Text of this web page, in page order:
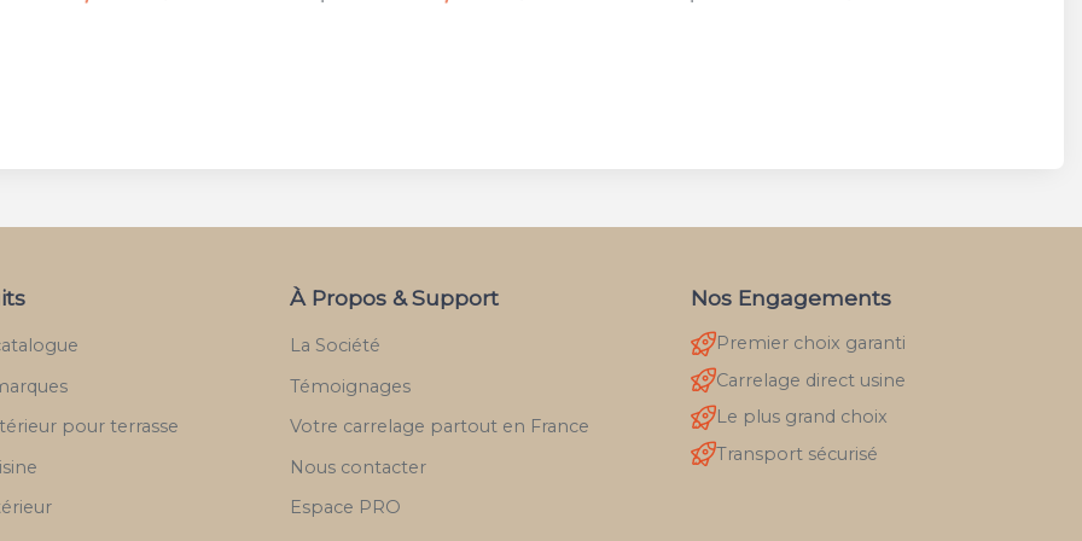
pour terrasse
À Propos & Support
La Société
Témoignages
Votre carrelage partout en France
Nous contacter
Espace PRO
Nos Engagements
Premier choix garanti
Carrelage direct usine
Le plus grand choix
Transport sécurisé